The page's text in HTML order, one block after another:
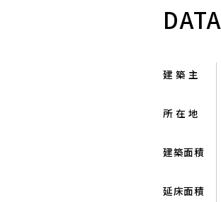
DATA
建 築 主
所 在 地
建築面積
延床面積